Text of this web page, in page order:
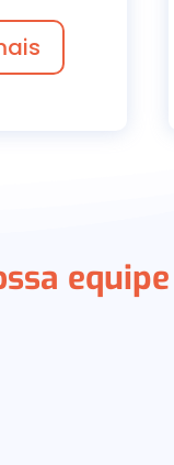
equipe